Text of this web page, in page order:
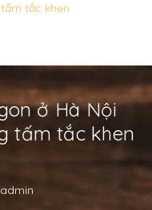
tắc khen
ở Hà Nội
tấm tắc khen
admin